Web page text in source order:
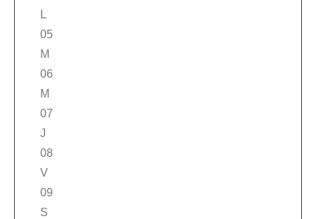
L
05
M
06
M
07
J
08
V
09
S